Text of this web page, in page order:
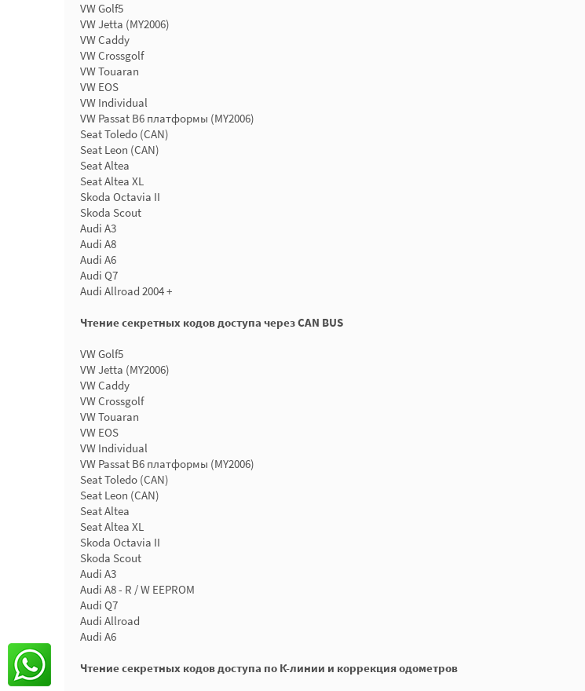
VW Golf5
VW Jetta (MY2006)
VW Caddy
VW Crossgolf
VW Touaran
VW EOS
VW Individual
VW Passat B6 платформы (MY2006)
Seat Toledo (CAN)
Seat Leon (CAN)
Seat Altea
Seat Altea XL
Skoda Octavia II
Skoda Scout
Audi A3
Audi A8
Audi A6
Audi Q7
Audi Allroad 2004 +
Чтение секретных кодов доступа через CAN BUS
VW Golf5
VW Jetta (MY2006)
VW Caddy
VW Crossgolf
VW Touaran
VW EOS
VW Individual
VW Passat B6 платформы (MY2006)
Seat Toledo (CAN)
Seat Leon (CAN)
Seat Altea
Seat Altea XL
Skoda Octavia II
Skoda Scout
Audi A3
Audi A8 - R / W EEPROM
Audi Q7
Audi Allroad
Audi A6
Чтение секретных кодов доступа по К-линии и коррекция одометров